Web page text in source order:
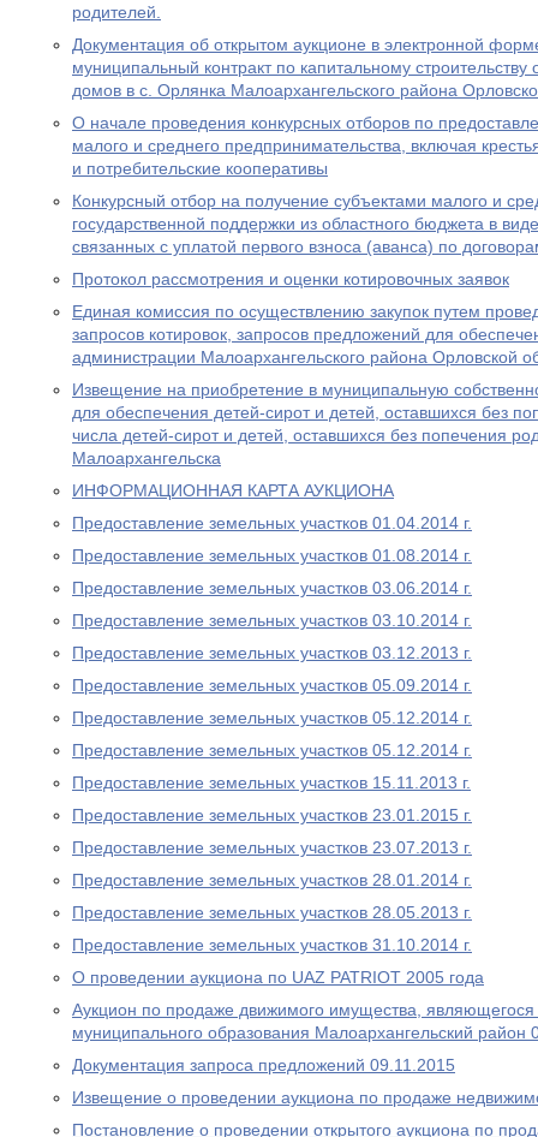
родителей.
Документация об открытом аукционе в электронной
муниципальный контракт по капитальному
домов в с. Орлянка Малоархангельского района
О начале проведения конкурсных отборов по
малого и среднего предпринимательства, включая
и потребительские кооперативы
Конкурсный отбор на получение субъектами малого и
государственной поддержки из областного бюджета в
связанных с уплатой первого взноса (аванса) по
Протокол рассмотрения и оценки котировочных заявок
Единая комиссия по осуществлению закупок путем
запросов котировок, запросов предложений для
администрации Малоархангельского района Орловской
Извещение на приобретение в муниципальную
для обеспечения детей-сирот и детей, оставшихся без
числа детей-сирот и детей, оставшихся без попечения
Малоархангельска
ИНФОРМАЦИОННАЯ КАРТА АУКЦИОНА
Предоставление земельных участков 01.04.2014 г.
Предоставление земельных участков 01.08.2014 г.
Предоставление земельных участков 03.06.2014 г.
Предоставление земельных участков 03.10.2014 г.
Предоставление земельных участков 03.12.2013 г.
Предоставление земельных участков 05.09.2014 г.
Предоставление земельных участков 05.12.2014 г.
Предоставление земельных участков 05.12.2014 г.
Предоставление земельных участков 15.11.2013 г.
Предоставление земельных участков 23.01.2015 г.
Предоставление земельных участков 23.07.2013 г.
Предоставление земельных участков 28.01.2014 г.
Предоставление земельных участков 28.05.2013 г.
Предоставление земельных участков 31.10.2014 г.
О проведении аукциона по UAZ PATRIOT 2005 года
Аукцион по продаже движимого имущества, являющегося
муниципального образования Малоархангельский район
Документация запроса предложений 09.11.2015
Извещение о проведении аукциона по продаже
Постановление о проведении открытого аукциона по